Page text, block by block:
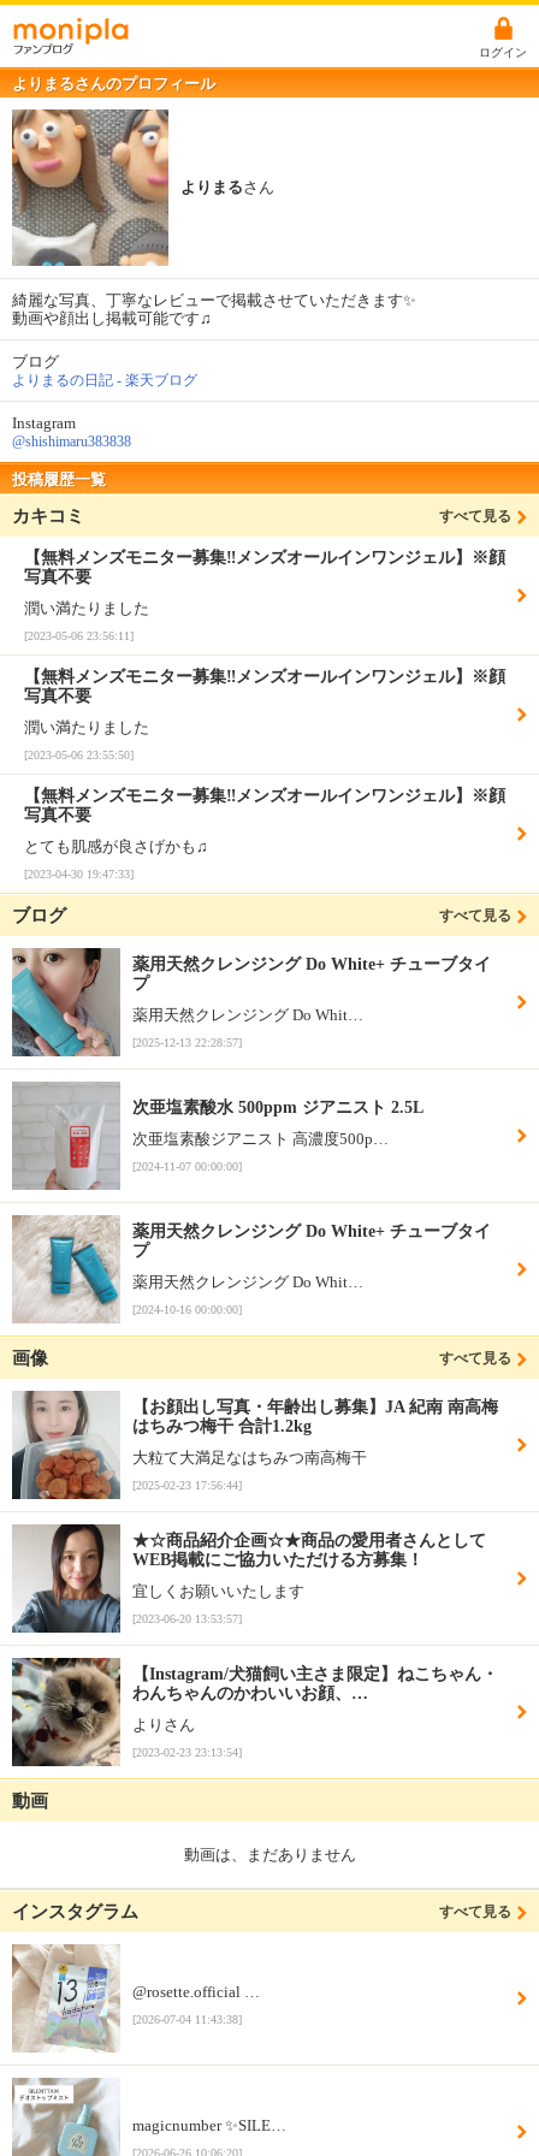
ログイン
よりまるさんのプロフィール
よりまるさん
綺麗な写真、丁寧なレビューで掲載させていただきます✨
動画や顔出し掲載可能です♫
ブログ
よりまるの日記 - 楽天ブログ
Instagram
@shishimaru383838
投稿履歴一覧
カキコミ すべて見る
【無料メンズモニター募集‼メンズオールインワンジェル】※顔
写真不要
潤い満たりました
[2023-05-06 23:56:11]
【無料メンズモニター募集‼メンズオールインワンジェル】※顔
写真不要
潤い満たりました
[2023-05-06 23:55:50]
【無料メンズモニター募集‼メンズオールインワンジェル】※顔
写真不要
とても肌感が良さげかも♫
[2023-04-30 19:47:33]
ブログ すべて見る
薬用天然クレンジング Do White+ チューブタイ
プ
薬用天然クレンジング Do Whit…
[2025-12-13 22:28:57]
次亜塩素酸水 500ppm ジアニスト 2.5L
次亜塩素酸ジアニスト 高濃度500p…
[2024-11-07 00:00:00]
薬用天然クレンジング Do White+ チューブタイ
プ
薬用天然クレンジング Do Whit…
[2024-10-16 00:00:00]
画像 すべて見る
【お顔出し写真・年齢出し募集】JA 紀南 南高梅
はちみつ梅干 合計1.2kg
大粒て大満足なはちみつ南高梅干
[2025-02-23 17:56:44]
★☆商品紹介企画☆★商品の愛用者さんとして
WEB掲載にご協力いただける方募集！
宜しくお願いいたします
[2023-06-20 13:53:57]
【Instagram/犬猫飼い主さま限定】ねこちゃん・
わんちゃんのかわいいお顔、…
よりさん
[2023-02-23 23:13:54]
動画
動画は、まだありません
インスタグラム すべて見る
@rosette.official …
[2026-07-04 11:43:38]
magicnumber ✨SILE…
[2026-06-26 10:06:20]